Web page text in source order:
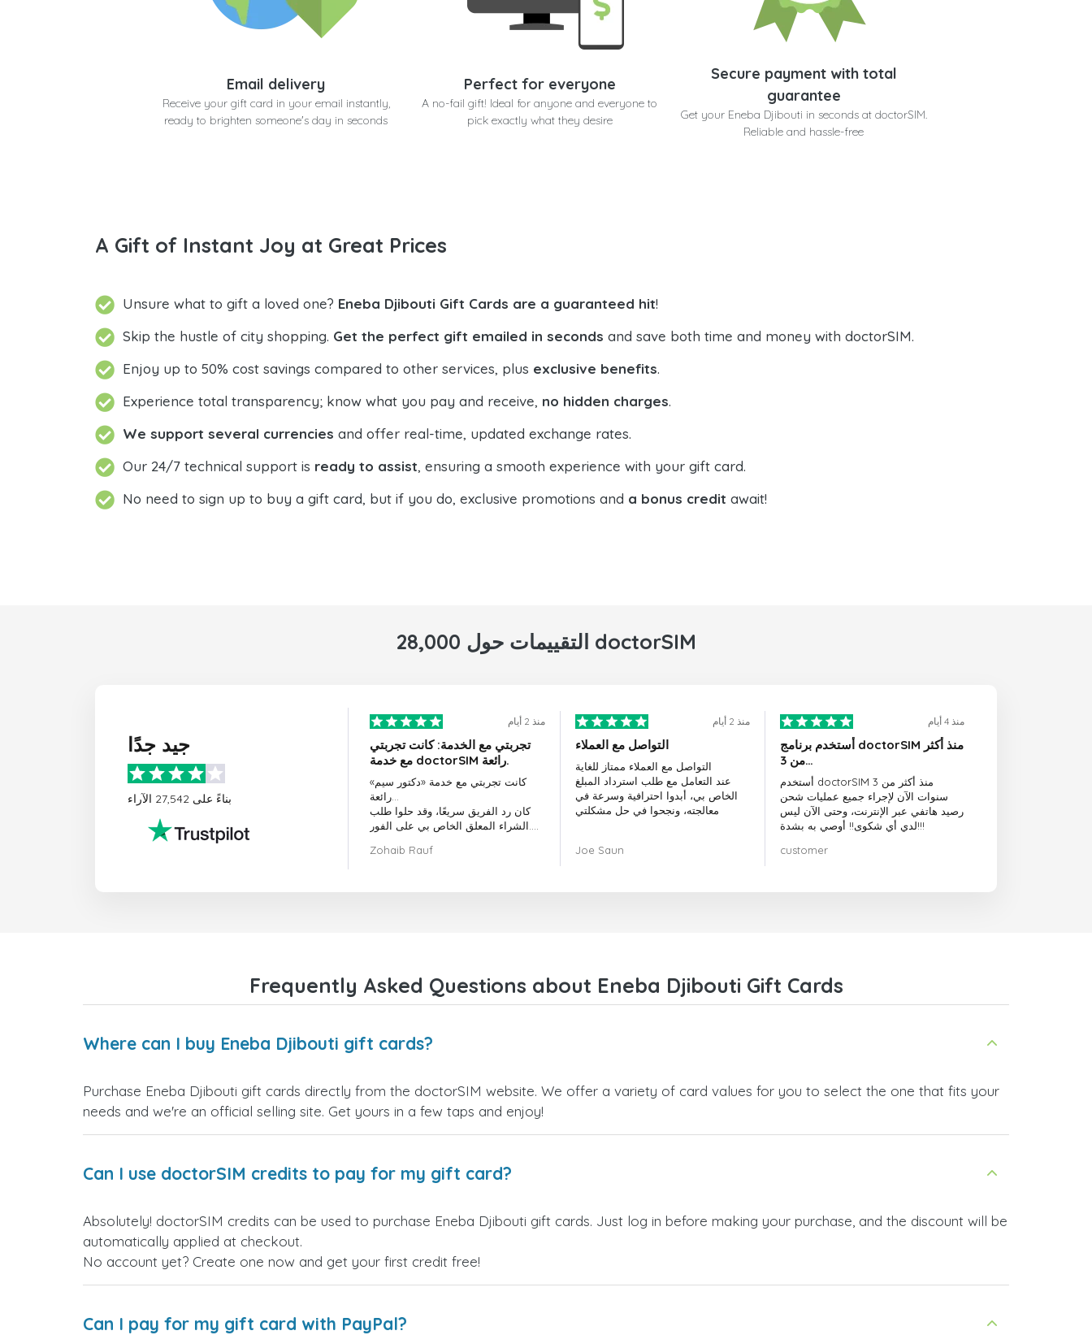
Email delivery
Receive your gift card in your email instantly,
ready to brighten someone's day in seconds
Perfect for everyone
A no-fail gift! Ideal for anyone and everyone to
pick exactly what they desire
Secure payment with total
guarantee
Get your Eneba Djibouti in seconds at doctorSIM.
Reliable and hassle-free
A Gift of Instant Joy at Great Prices
Unsure what to gift a loved one? Eneba Djibouti Gift Cards are a guaranteed hit!
Skip the hustle of city shopping. Get the perfect gift emailed in seconds and save both time and money with doctorSIM.
Enjoy up to 50% cost savings compared to other services, plus exclusive benefits.
Experience total transparency; know what you pay and receive, no hidden charges.
We support several currencies and offer real-time, updated exchange rates.
Our 24/7 technical support is ready to assist, ensuring a smooth experience with your gift card.
No need to sign up to buy a gift card, but if you do, exclusive promotions and a bonus credit await!
28,000 التقييمات حول doctorSIM
جيد جدًا
بناءً على 27,542 الآراء
منذ 2 أيام
تجربتي مع الخدمة: كانت تجربتي
مع خدمة doctorSIM رائعة.
كانت تجربتي مع خدمة «دكتور سيم»
كان رد الفريق سريعًا، وقد حلوا طلب
قرارًا رائعًا.
Zohaib Rauf
منذ 2 أيام
التواصل مع العملاء
التواصل مع العملاء ممتاز للغاية
عند التعامل مع طلب استرداد المبلغ
الخاص بي، أبدوا احترافية وسرعة في
معالجته، ونجحوا في حل مشكلتي
Joe Saun
منذ 4 أيام
أستخدم برنامج doctorSIM منذ أكثر
من 3…
أستخدم doctorSIM منذ أكثر من 3
سنوات الآن لإجراء جميع عمليات شحن
رصيد هاتفي عبر الإنترنت، وحتى الآن ليس
لدي أي شكوى!! أوصي به بشدة!!!
customer
Frequently Asked Questions about Eneba Djibouti Gift Cards
Where can I buy Eneba Djibouti gift cards?
Purchase Eneba Djibouti gift cards directly from the doctorSIM website. We offer a variety of card values for you to select the one that fits your
needs and we're an official selling site. Get yours in a few taps and enjoy!
Can I use doctorSIM credits to pay for my gift card?
Absolutely! doctorSIM credits can be used to purchase Eneba Djibouti gift cards. Just log in before making your purchase, and the discount will be
automatically applied at checkout.
No account yet? Create one now and get your first credit free!
Can I pay for my gift card with PayPal?